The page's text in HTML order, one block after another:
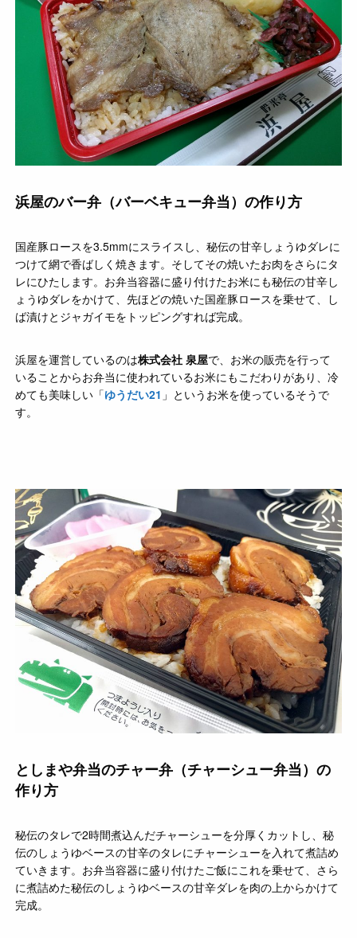
浜屋のバー弁（バーベキュー弁当）の作り方
国産豚ロースを3.5mmにスライスし、秘伝の甘辛しょうゆダレに
つけて網で香ばしく焼きます。そしてその焼いたお肉をさらにタ
レにひたします。お弁当容器に盛り付けたお米にも秘伝の甘辛し
ょうゆダレをかけて、先ほどの焼いた国産豚ロースを乗せて、し
ば漬けとジャガイモをトッピングすれば完成。
浜屋を運営しているのは株式会社 泉屋で、お米の販売を行って
いることからお弁当に使われているお米にもこだわりがあり、冷
めても美味しい「ゆうだい21 」というお米を使っているそうで
す。
としまや弁当のチャー弁（チャーシュー弁当）の
作り方
秘伝のタレで2時間煮込んだチャーシューを分厚くカットし、秘
伝のしょうゆベースの甘辛のタレにチャーシューを入れて煮詰め
ていきます。お弁当容器に盛り付けたご飯にこれを乗せて、さら
に煮詰めた秘伝のしょうゆベースの甘辛ダレを肉の上からかけて
完成。